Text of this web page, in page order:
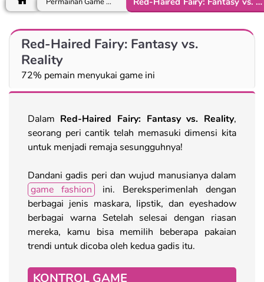
Red-Haired Fairy: Fantasy vs.
Reality
72% pemain menyukai game ini
Dalam Red-Haired Fairy: Fantasy vs. Reality,
seorang peri cantik telah memasuki dimensi kita
untuk menjadi remaja sesungguhnya!
Dandani gadis peri dan wujud manusianya dalam
game fashion
ini. Bereksperimenlah dengan
berbagai jenis maskara, lipstik, dan eyeshadow
berbagai warna Setelah selesai dengan riasan
mereka, kamu bisa memilih beberapa pakaian
trendi untuk dicoba oleh kedua gadis itu.
KONTROL GAME